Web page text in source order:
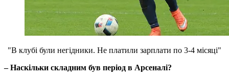
"В клубі були негідники. Не платили зарплати по 3-4 місяці"
– Наскільки складним був період в Арсеналі?